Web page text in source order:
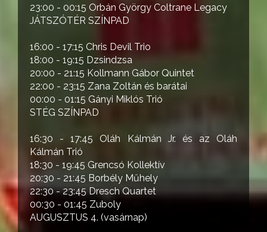
23:00 - 00:15 Orbán György Coltrane Legacy
JÁTSZÓTÉR SZÍNPAD
16:00 - 17:15 Chris Devil Trio
18:00 - 19:15 Dzsindzsa
20:00 - 21:15 Kollmann Gábor Quintet
22:00 - 23:15 Zana Zoltán és barátai
00:00 - 01:15 Gányi Miklós Trió
STÉG SZÍNPAD
16:30 - 17:45 Oláh Kálmán Jr. és az Oláh
Kálmán Trió
18:30 - 19:45 Grencsó Kollektív
20:30 - 21:45 Borbély Műhely
22:30 - 23:45 Dresch Quartet
00:30 - 01:45 Zuboly
AUGUSZTUS 4. (vasárnap)